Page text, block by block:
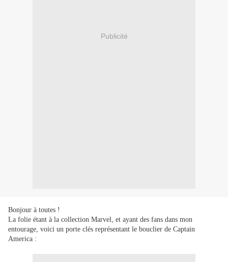
Publicité
Bonjour à toutes !
La folie étant à la collection Marvel, et ayant des fans dans mon
entourage, voici un porte clés représentant le bouclier de Captain
America :